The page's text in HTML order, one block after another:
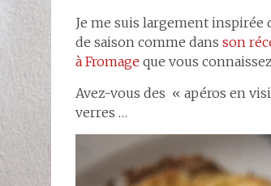
Je me suis largement inspirée
de saison comme dans son
à Fromage que vous
Avez-vous des « apéros en
verres …